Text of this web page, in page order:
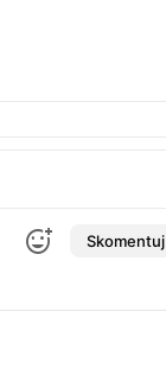
Skomentuj